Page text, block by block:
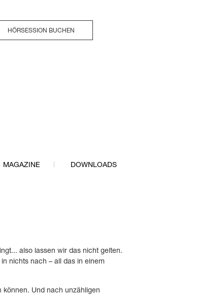
HÖRSESSION BUCHEN
MAGAZINE DOWNLOADS
also lassen wir das nicht gelten.
nichts nach – all das in einem
Und nach unzähligen